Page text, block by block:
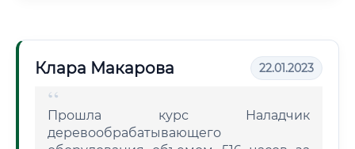
Клара Макарова 22.01.2023
Прошла курс Наладчик
деревообрабатывающего